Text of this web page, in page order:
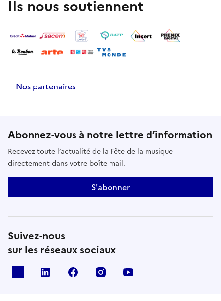
Ils nous soutiennent
Nos partenaires
Abonnez-vous à notre lettre d’information
Recevez toute l’actualité de la Fête de la musique
directement dans votre boîte mail.
S'abonner
Suivez-nous
sur les réseaux sociaux
Linkedin Facebook Instagram